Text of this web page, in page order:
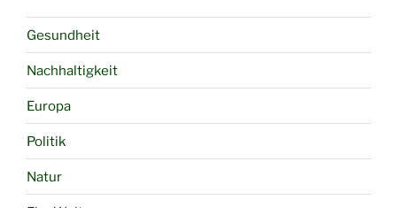
Gesundheit
Nachhaltigkeit
Europa
Politik
Natur